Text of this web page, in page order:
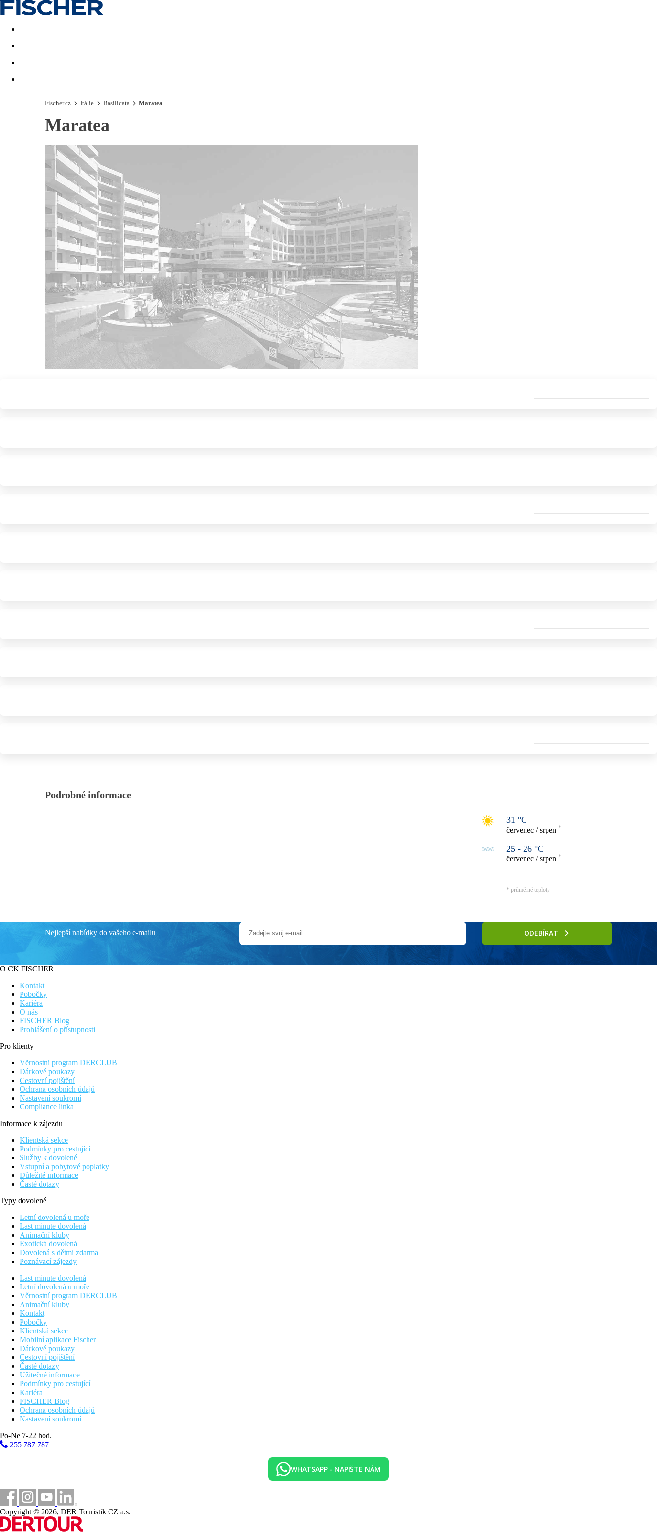
Akční nabídky Last minute
Fischer.cz Itálie Basilicata Maratea
Maratea
Podrobné informace
31 °C
červenec / srpen *
25 - 26 °C
červenec / srpen *
* průměrné teploty
Nejlepší nabídky do vašeho e-mailu ODEBÍRAT
O CK FISCHER
Kontakt
Pobočky
Kariéra
O nás
FISCHER Blog
Prohlášení o přístupnosti
Pro klienty
Věrnostní program DERCLUB
Dárkové poukazy
Cestovní pojištění
Ochrana osobních údajů
Nastavení soukromí
Compliance linka
Informace k zájezdu
Klientská sekce
Podmínky pro cestující
Služby k dovolené
Vstupní a pobytové poplatky
Důležité informace
Časté dotazy
Typy dovolené
Letní dovolená u moře
Last minute dovolená
Animační kluby
Exotická dovolená
Dovolená s dětmi zdarma
Poznávací zájezdy
Last minute dovolená
Letní dovolená u moře
Věrnostní program DERCLUB
Animační kluby
Kontakt
Pobočky
Klientská sekce
Mobilní aplikace Fischer
Dárkové poukazy
Cestovní pojištění
Časté dotazy
Užitečné informace
Podmínky pro cestující
Kariéra
FISCHER Blog
Ochrana osobních údajů
Nastavení soukromí
Po-Ne 7-22 hod.
255 787 787
WHATSAPP - NAPIŠTE NÁM
Copyright © 2026, DER Touristik CZ a.s.